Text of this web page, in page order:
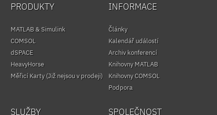
PRODUKTY
MATLAB & Simulink
COMSOL
dSPACE
HeavyHorse
Měřicí Karty (Již nejsou v prodeji)
INFORMACE
Články
Kalendář událostí
Archiv konferencí
Knihovny MATLAB
Knihovny COMSOL
Podpora
SLUŽBY SPOLEČNOST